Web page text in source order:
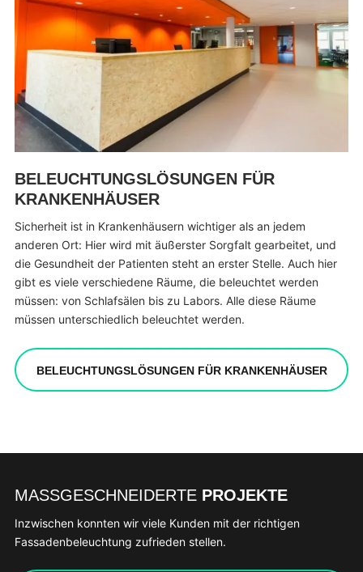
BELEUCHTUNGSLÖSUNGEN FÜR
KRANKENHÄUSER
Sicherheit ist in Krankenhäusern wichtiger als an jedem
anderen Ort: Hier wird mit äußerster Sorgfalt gearbeitet, und
die Gesundheit der Patienten steht an erster Stelle. Auch hier
gibt es viele verschiedene Räume, die beleuchtet werden
müssen: von Schlafsälen bis zu Labors. Alle diese Räume
müssen unterschiedlich beleuchtet werden.
BELEUCHTUNGSLÖSUNGEN FÜR KRANKENHÄUSER
MASSGESCHNEIDERTE PROJEKTE
Inzwischen konnten wir viele Kunden mit der richtigen
Fassadenbeleuchtung zufrieden stellen.